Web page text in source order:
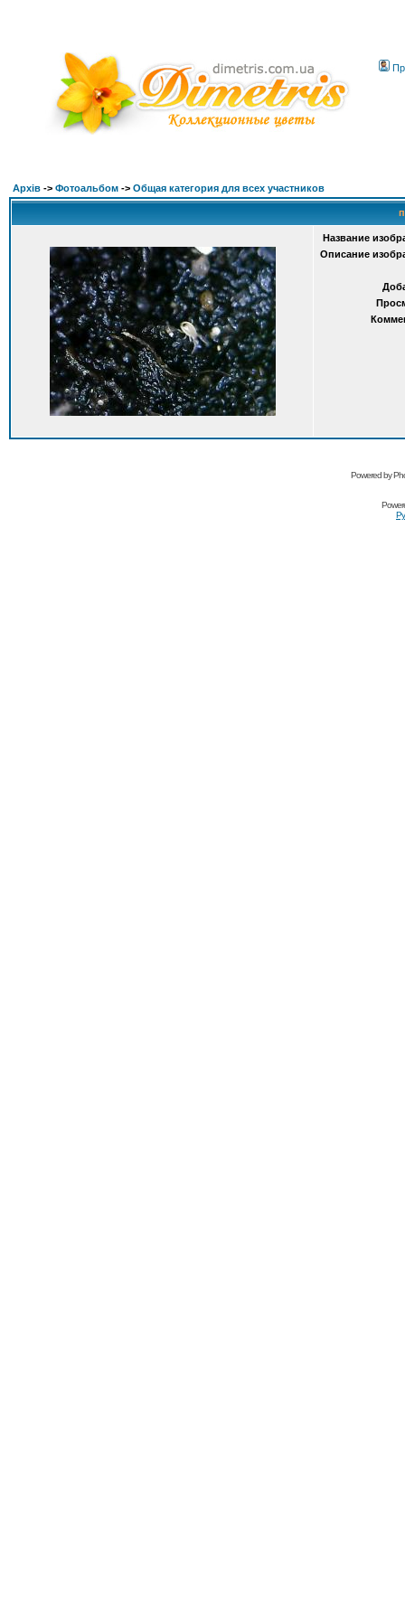
Архів -> Фотоальбом -> Общая категория для всех участников
Название
Описание
Powered by